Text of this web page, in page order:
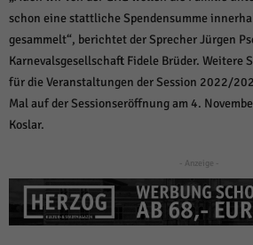
schon eine stattliche Spendensumme
gesammelt“, berichtet der Sprecher Jürgen
Karnevalsgesellschaft Fidele Brüder. Weitere
für die Veranstaltungen der Session 2022/
Mal auf der Sessionseröffnung am 4.
Koslar.
- Anzeige -
auswählen.
Alle akzeptieren
Zurück
Datenschutzeinstellungen
Essenziell (1)
einwandfreie Funktion der Website erforderlich.
Cookie-Informationen
Statistiken (1)